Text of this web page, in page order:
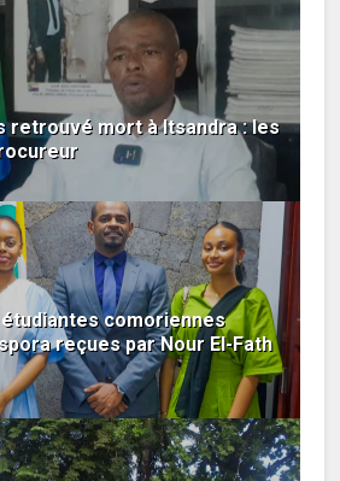
retrouvé mort à Itsandra : les
comoriennes
reçues par Nour El-Fath